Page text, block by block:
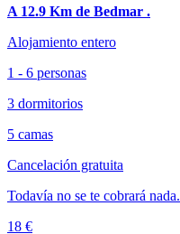
A 12.9 Km de Bedmar .
Alojamiento entero
1 - 6 personas
3 dormitorios
5 camas
Cancelación gratuita
Todavía no se te cobrará nada.
18 €